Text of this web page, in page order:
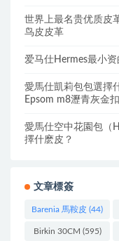
号 刻印准確解讀
鸟皮皮革
愛馬仕凱莉包包選擇
擇什麽皮？
文章標簽